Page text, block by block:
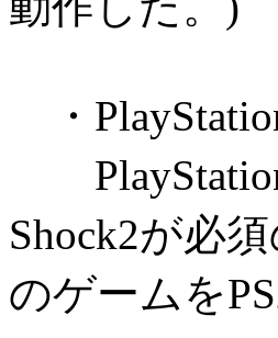
・
Shock2が必
のゲームを